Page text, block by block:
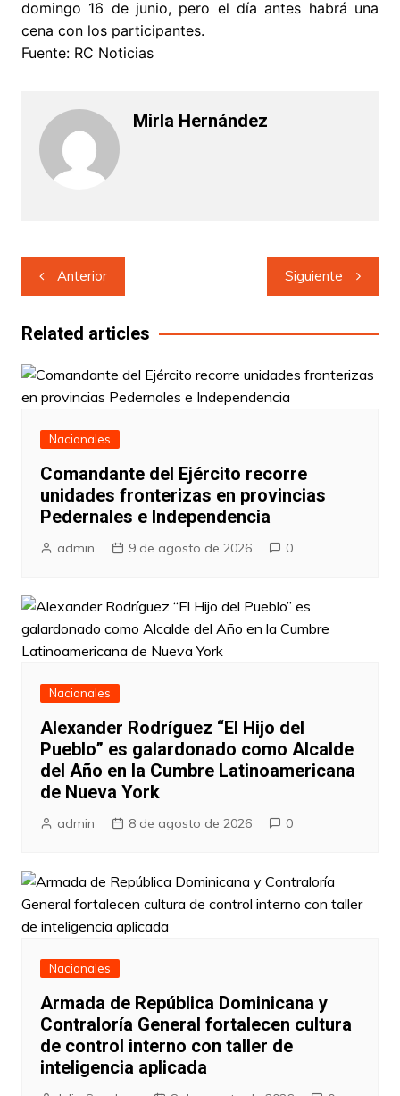
domingo 16 de junio, pero el día antes habrá una
cena con los participantes.
Fuente: RC Noticias
Mirla Hernández
Navegación
de
entradas
Anterior Siguiente
Related articles
Nacionales
Comandante del Ejército recorre
unidades fronterizas en provincias
Pedernales e Independencia
admin 9 de agosto de 2026 0
Nacionales
Alexander Rodríguez “El Hijo del
Pueblo” es galardonado como Alcalde
del Año en la Cumbre Latinoamericana
de Nueva York
admin 8 de agosto de 2026 0
Nacionales
Armada de República Dominicana y
Contraloría General fortalecen cultura
de control interno con taller de
inteligencia aplicada